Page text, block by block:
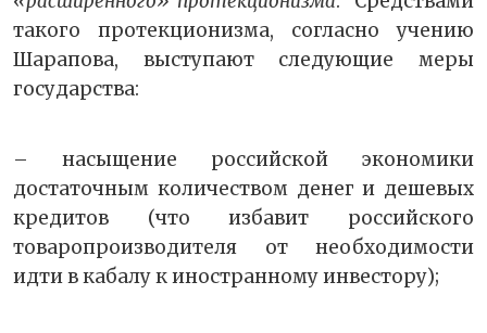
такого протекционизма, согласно учению
Шарапова, выступают следующие меры
государства:
– насыщение российской экономики
достаточным количеством денег и дешевых
кредитов (что избавит российского
товаропроизводителя от необходимости
идти в кабалу к иностранному инвестору);